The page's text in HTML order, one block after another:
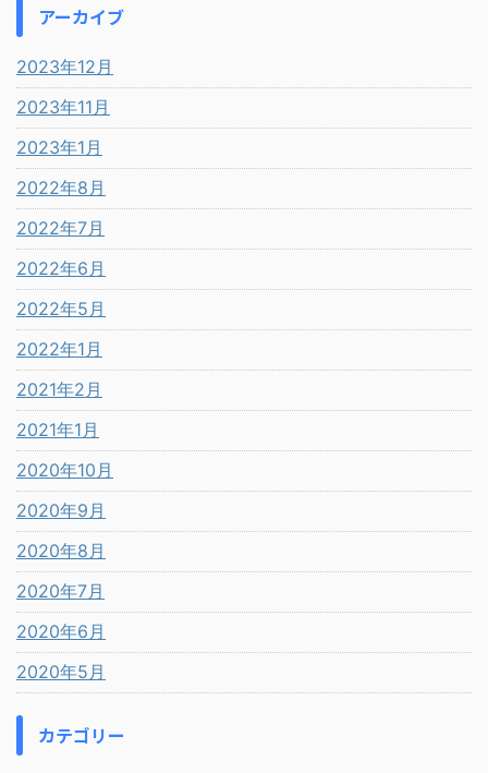
アーカイブ
2023年12月
2023年11月
2023年1月
2022年8月
2022年7月
2022年6月
2022年5月
2022年1月
2021年2月
2021年1月
2020年10月
2020年9月
2020年8月
2020年7月
2020年6月
2020年5月
カテゴリー